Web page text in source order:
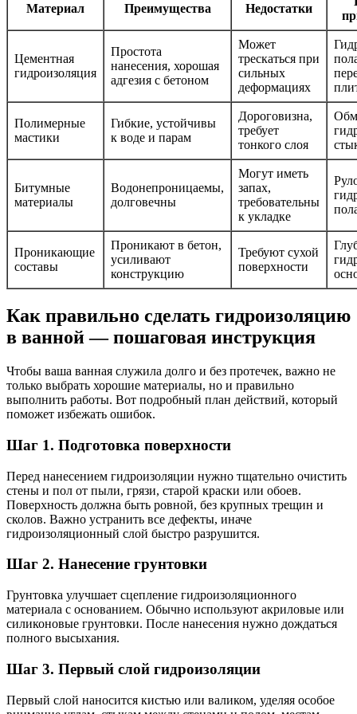
Материал Преимущества Недостатки
Цементная
гидроизоляция
Простота
нанесения, хорошая
адгезия с бетоном
Может
трескаться при
сильных
деформациях
Полимерные
мастики
Гибкие, устойчивы
к воде и парам
Дороговизна,
требует
тонкого слоя
Битумные
материалы
Водонепроницаемы,
долговечны
Могут иметь
запах,
требовательны
к укладке
Проникающие
составы
Проникают в бетон,
усиливают
конструкцию
Требуют сухой
поверхности
Как правильно сделать гидроизоляцию
в ванной — пошаговая инструкция
Чтобы ваша ванная служила долго и без протечек, важно не
только выбрать хорошие материалы, но и правильно
выполнить работы. Вот подробный план действий, который
поможет избежать ошибок.
Шаг 1. Подготовка поверхности
Перед нанесением гидроизоляции нужно тщательно очистить
стены и пол от пыли, грязи, старой краски или обоев.
Поверхность должна быть ровной, без крупных трещин и
сколов. Важно устранить все дефекты, иначе
гидроизоляционный слой быстро разрушится.
Шаг 2. Нанесение грунтовки
Грунтовка улучшает сцепление гидроизоляционного
материала с основанием. Обычно используют акриловые или
силиконовые грунтовки. После нанесения нужно дождаться
полного высыхания.
Шаг 3. Первый слой гидроизоляции
Первый слой наносится кистью или валиком, уделяя особое